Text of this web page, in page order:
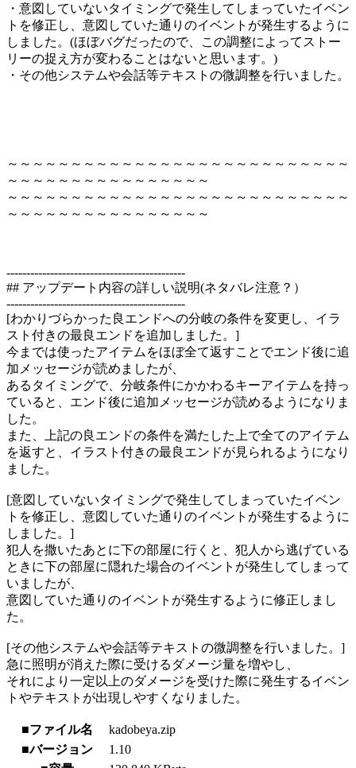
・意図していないタイミングで発生してしまっていたイベン
トを修正し、意図していた通りのイベントが発生するように
しました。(ほぼバグだったので、この調整によってストー
リーの捉え方が変わることはないと思います。)
・その他システムや会話等テキストの微調整を行いました。
～～～～～～～～～～～～～～～～～～～～～～～～～～～
～～～～～～～～～～～～～～～～
～～～～～～～～～～～～～～～～～～～～～～～～～～～
～～～～～～～～～～～～～～～～
---------------------------------------------
## アップデート内容の詳しい説明(ネタバレ注意？）
---------------------------------------------
[わかりづらかった良エンドへの分岐の条件を変更し、イラ
スト付きの最良エンドを追加しました。]
今までは使ったアイテムをほぼ全て返すことでエンド後に追
加メッセージが読めましたが、
あるタイミングで、分岐条件にかかわるキーアイテムを持っ
ていると、エンド後に追加メッセージが読めるようになりま
した。
また、上記の良エンドの条件を満たした上で全てのアイテム
を返すと、イラスト付きの最良エンドが見られるようになり
ました。
[意図していないタイミングで発生してしまっていたイベン
トを修正し、意図していた通りのイベントが発生するように
しました。]
犯人を撒いたあとに下の部屋に行くと、犯人から逃げている
ときに下の部屋に隠れた場合のイベントが発生してしまって
いましたが、
意図していた通りのイベントが発生するように修正しまし
た。
[その他システムや会話等テキストの微調整を行いました。]
急に照明が消えた際に受けるダメージ量を増やし、
それにより一定以上のダメージを受けた際に発生するイベン
トやテキストが出現しやすくなりました。
■ファイル名
kadobeya.zip
■バージョン
1.10